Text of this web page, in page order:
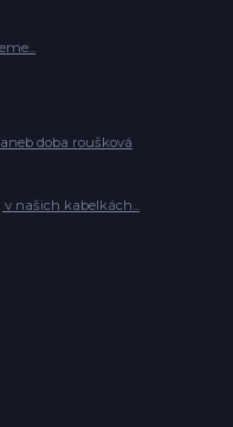
doba roušková
v našich kabelkách...